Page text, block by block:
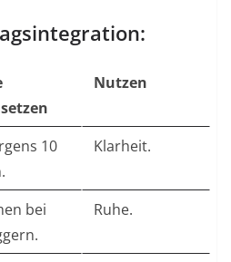
Nutzen
10
Klarheit.
bei
Ruhe.